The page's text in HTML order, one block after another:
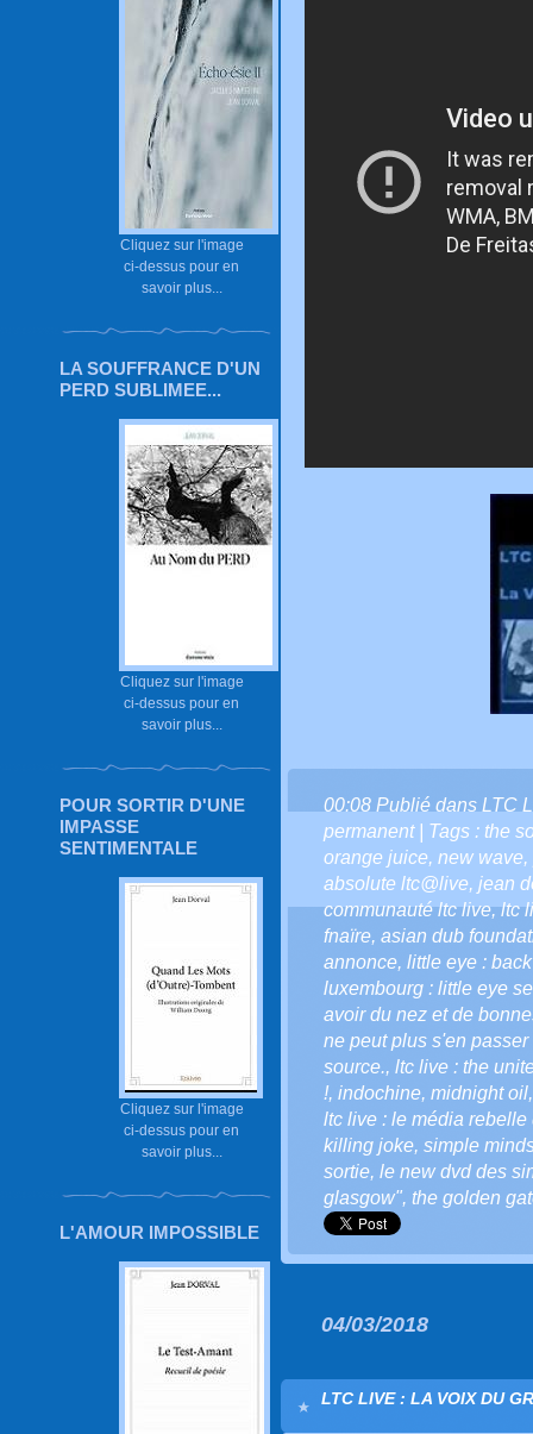
Cliquez sur l'image
ci-dessus pour en
savoir plus...
LA SOUFFRANCE D'UN
PERD SUBLIMEE...
Cliquez sur l'image
ci-dessus pour en
savoir plus...
POUR SORTIR D'UNE
IMPASSE
SENTIMENTALE
Cliquez sur l'image
ci-dessus pour en
savoir plus...
L'AMOUR IMPOSSIBLE
00:08 Publié dans LTC
permanent| Tags : the
orange juice, new wave,
absolute ltc@live, jean
communauté ltc live,ltc
fnaïre, asian dub
annonce, little eye :
luxembourg : little eye
avoir du nez et de
ne peut plus s'en passer
source., ltc live : the
!, indochine, midnight oil
ltc live : le média rebelle
killing joke, simple
sortie, le new dvd des
glasgow", the golden
04/03/2018
LTC LIVE : LA VOIX DU